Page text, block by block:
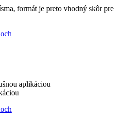
formát je preto vhodný skôr pre
aplikáciou